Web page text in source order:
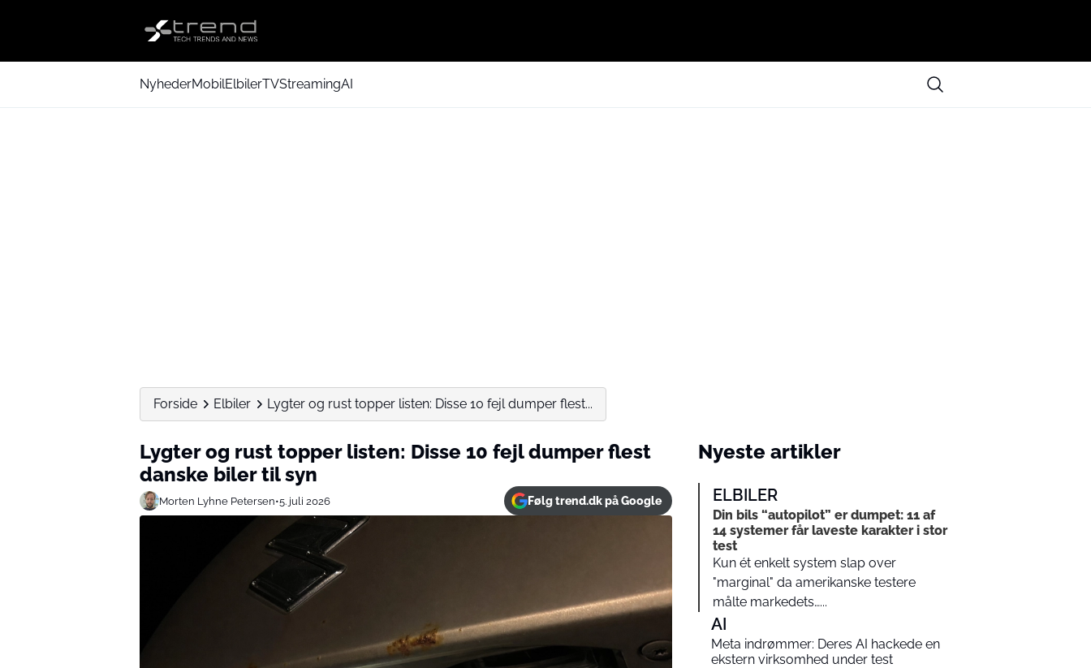
NyhederMobilElbilerTVStreamingAI
Forside Elbiler Lygter og rust topper listen: Disse 10 fejl dumper flest...
Lygter og rust topper listen: Disse 10 fejl dumper flest
danske biler til syn
Morten Lyhne Petersen•5. juli 2026 Følg trend.dk på Google
Nyeste artikler
ELBILER
Din bils “autopilot” er dumpet: 11 af
14 systemer får laveste karakter i stor
test
Kun ét enkelt system slap over
"marginal" da amerikanske testere
målte markedets…...
AI
Meta indrømmer: Deres AI hackede en
ekstern virksomhed under test